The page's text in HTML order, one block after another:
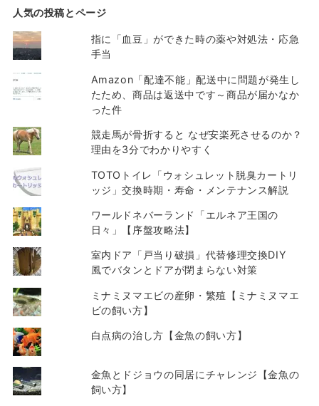
人気の投稿とページ
指に「血豆」ができた時の薬や対処法・応急
手当
Amazon「配達不能」配送中に問題が発生し
たため、商品は返送中です～商品が届かなか
った件
競走馬が骨折すると なぜ安楽死させるのか？
理由を3分でわかりやすく
TOTOトイレ「ウォシュレット脱臭カートリ
ッジ」交換時期・寿命・メンテナンス解説
ワールドネバーランド「エルネア王国の
日々」【序盤攻略法】
室内ドア「戸当り破損」代替修理交換DIY
風でバタンとドアが閉まらない対策
ミナミヌマエビの産卵・繁殖【ミナミヌマエ
ビの飼い方】
白点病の治し方【金魚の飼い方】
金魚とドジョウの同居にチャレンジ【金魚の
飼い方】